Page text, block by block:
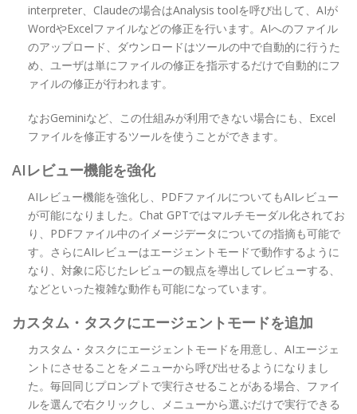
interpreter、Claudeの場合はAnalysis toolを呼び出して、AIが
WordやExcelファイルなどの修正を行います。AIへのファイル
のアップロード、ダウンロードはツールの中で自動的に行うた
め、ユーザは単にファイルの修正を指示するだけで自動的にフ
ァイルの修正が行われます。
なおGeminiなど、この仕組みが利用できない場合にも、Excel
ファイルを修正するツールを使うことができます。
AIレビュー機能を強化
AIレビュー機能を強化し、PDFファイルについてもAIレビュー
が可能になりました。Chat GPTではマルチモーダル化されてお
り、PDFファイル中のイメージデータについての指摘も可能で
す。さらにAIレビューはエージェントモードで動作するように
なり、対象に応じたレビューの観点を導出してレビューする、
などといった複雑な動作も可能になっています。
カスタム・タスクにエージェントモードを追加
カスタム・タスクにエージェントモードを用意し、AIエージェ
ントにさせることをメニューから呼び出せるようになりまし
た。毎回同じプロンプトで実行させることがある場合、ファイ
ルを選んで右クリックし、メニューから選ぶだけで実行できる